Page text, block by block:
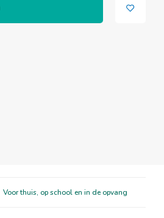
Voor thuis, op school en in de opvang